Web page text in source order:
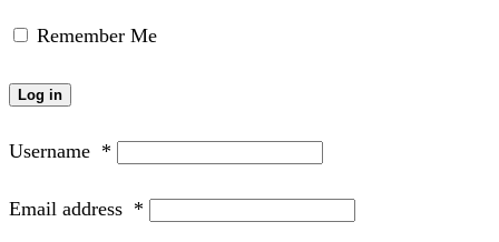
Remember Me
Log in
Username *
Email address *